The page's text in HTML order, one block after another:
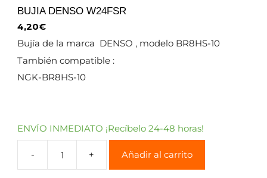
BUJIA DENSO W24FSR
4,20€
Bujía de la marca DENSO , modelo BR8HS-10
También compatible :
NGK-BR8HS-10
ENVÍO INMEDIATO ¡Recíbelo 24-48 horas!
Añadir al carrito